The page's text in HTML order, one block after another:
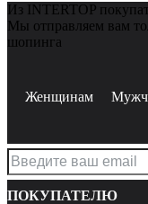
Из INTERTOP
Мы отправляем вам
шопинга
Женщинам
ПОКУПАТЕЛЮ